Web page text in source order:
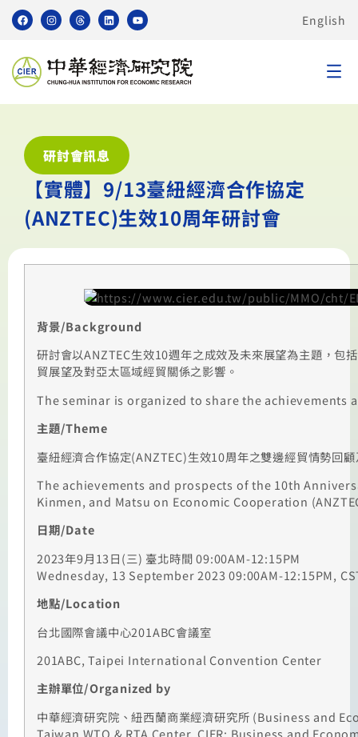
English
研討會訊息
【實體】9/13臺紐經濟合作協定
(ANZTEC)生效10周年研討會
背景/Background
研討會以ANZTEC生效10週年之成效及未來展望為主題，包
貿展望及對亞太區域經貿關係之影響。
The seminar is organized to share the achievements
主題/Theme
臺紐經濟合作協定(ANZTEC)生效10周年之雙邊經貿情勢回
The achievements and prospects of the 10th
Kinmen, and Matsu on Economic Cooperation
日期/Date
2023年9月13日(三) 臺北時間09:00AM-12:15PM
Wednesday, 13 September 2023 09:00AM-12:15PM,
地點/Location
台北國際會議中心201ABC會議室
201ABC, Taipei International Convention Center
主辦單位/Organized by
中華經濟研究院、紐西蘭商業經濟研究所 (Business and
Taiwan WTO & RTA Center, CIER; Business and